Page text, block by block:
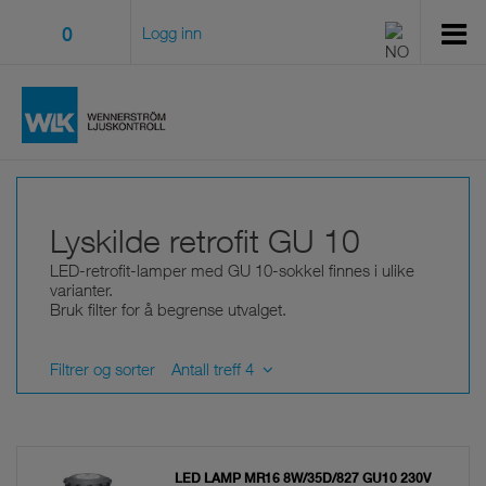
0 Logg inn
Lyskilde retrofit GU 10
LED-retrofit-lamper med GU 10-sokkel finnes i ulike
varianter.
Bruk filter for å begrense utvalget.
Filtrer og sorter Antall treff 4
LED LAMP MR16 8W/35D/827 GU10 230V